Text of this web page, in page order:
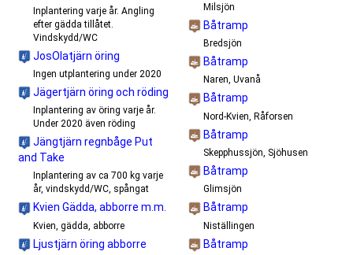
Inplantering varje år. Angling
efter gädda tillåtet.
Vindskydd/WC
JosOlatjärn öring
Ingen utplantering under 2020
Jägertjärn öring och röding
Inplantering av öring varje år.
Under 2020 även röding
Jängtjärn regnbåge Put
and Take
Inplantering av ca 700 kg varje
år, vindskydd/WC, spångat
Kvien Gädda, abborre m.m.
Kvien, gädda, abborre
Ljustjärn öring abborre
Milsjön
Båtramp
Bredsjön
Båtramp
Naren, Uvanå
Båtramp
Nord-Kvien, Råforsen
Båtramp
Skepphussjön, Sjöhusen
Båtramp
Glimsjön
Båtramp
Niställingen
Båtramp